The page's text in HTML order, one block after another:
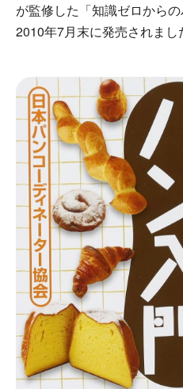
が監修した「知識ゼロから
2010年7月末に発売されまし